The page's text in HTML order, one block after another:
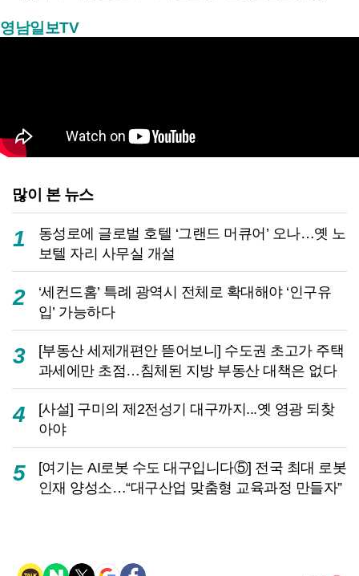
영남일보TV
많이 본 뉴스
1
동성로에 글로벌 호텔 ‘그랜드 머큐어’ 오나…옛 노
보텔 자리 사무실 개설
2
‘세컨드홈’ 특례 광역시 전체로 확대해야 ‘인구유
입’ 가능하다
3
[부동산 세제개편안 뜯어보니] 수도권 초고가 주택
과세에만 초점…침체된 지방 부동산 대책은 없다
4
[사설] 구미의 제2전성기 대구까지...옛 영광 되찾
아야
5
[여기는 AI로봇 수도 대구입니다⑤] 전국 최대 로봇
인재 양성소…“대구산업 맞춤형 교육과정 만들자”